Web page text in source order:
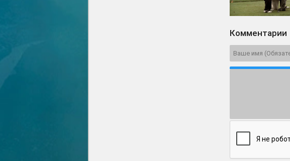
Комментарии